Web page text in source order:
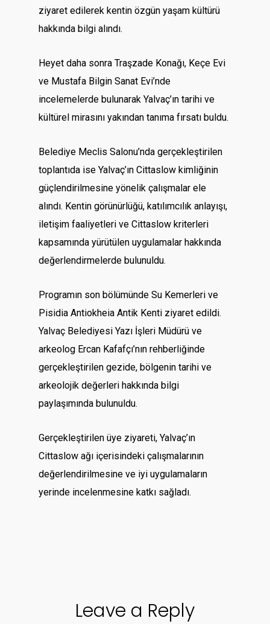
ziyaret edilerek kentin özgün yaşam kültürü
hakkında bilgi alındı.
Heyet daha sonra Traşzade Konağı, Keçe Evi
ve Mustafa Bilgin Sanat Evi’nde
incelemelerde bulunarak Yalvaç’ın tarihi ve
kültürel mirasını yakından tanıma fırsatı buldu.
Belediye Meclis Salonu’nda gerçekleştirilen
toplantıda ise Yalvaç’ın Cittaslow kimliğinin
güçlendirilmesine yönelik çalışmalar ele
alındı. Kentin görünürlüğü, katılımcılık anlayışı,
iletişim faaliyetleri ve Cittaslow kriterleri
kapsamında yürütülen uygulamalar hakkında
değerlendirmelerde bulunuldu.
Programın son bölümünde Su Kemerleri ve
Pisidia Antiokheia Antik Kenti ziyaret edildi.
Yalvaç Belediyesi Yazı İşleri Müdürü ve
arkeolog Ercan Kafafçı’nın rehberliğinde
gerçekleştirilen gezide, bölgenin tarihi ve
arkeolojik değerleri hakkında bilgi
paylaşımında bulunuldu.
Gerçekleştirilen üye ziyareti, Yalvaç’ın
Cittaslow ağı içerisindeki çalışmalarının
değerlendirilmesine ve iyi uygulamaların
yerinde incelenmesine katkı sağladı.
Leave a Reply